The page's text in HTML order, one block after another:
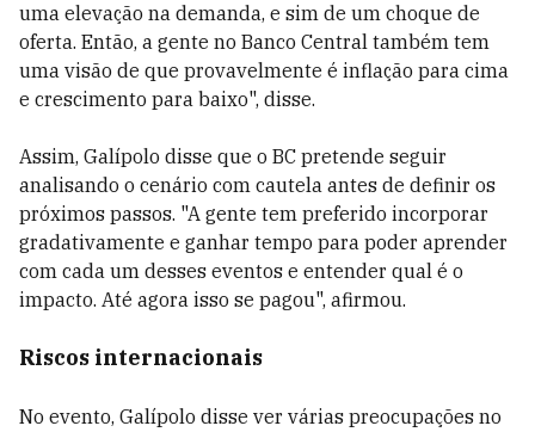
uma elevação na demanda, e sim de um choque de
oferta. Então, a gente no Banco Central também tem
uma visão de que provavelmente é inflação para cima
e crescimento para baixo", disse.
Assim, Galípolo disse que o BC pretende seguir
analisando o cenário com cautela antes de definir os
próximos passos. "A gente tem preferido incorporar
gradativamente e ganhar tempo para poder aprender
com cada um desses eventos e entender qual é o
impacto. Até agora isso se pagou", afirmou.
Riscos internacionais
No evento, Galípolo disse ver várias preocupações no